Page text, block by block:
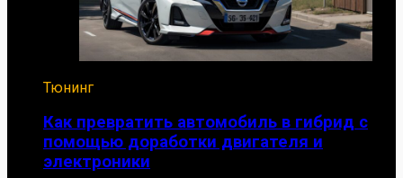
Тюнинг
Как превратить автомобиль в гибрид с
помощью доработки двигателя и
электроники